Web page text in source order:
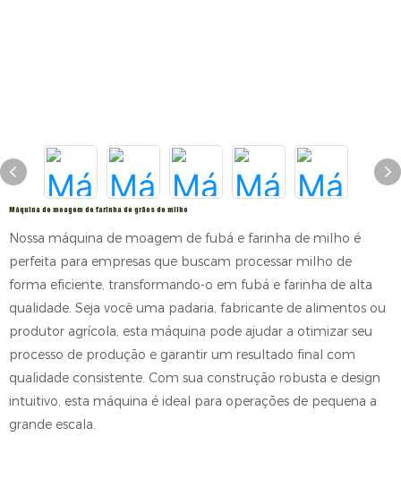
Máquina de moagem de farinha de grãos de milho
Nossa máquina de moagem de fubá e farinha de milho é
perfeita para empresas que buscam processar milho de
forma eficiente, transformando-o em fubá e farinha de alta
qualidade. Seja você uma padaria, fabricante de alimentos ou
produtor agrícola, esta máquina pode ajudar a otimizar seu
processo de produção e garantir um resultado final com
qualidade consistente. Com sua construção robusta e design
intuitivo, esta máquina é ideal para operações de pequena a
grande escala.